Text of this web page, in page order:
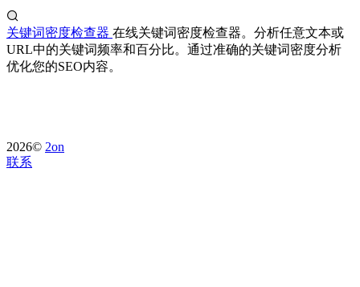
关键词密度检查器 在线关键词密度检查器。分析任意文本或
URL中的关键词频率和百分比。通过准确的关键词密度分析
优化您的SEO内容。
2026© 2on
联系